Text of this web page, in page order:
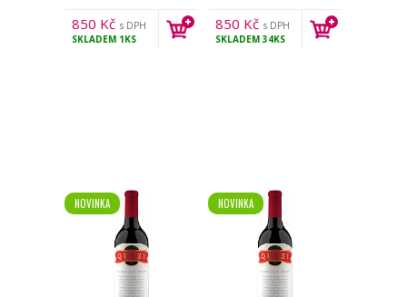
850 Kč s DPH
SKLADEM 1KS
850 Kč s DPH
SKLADEM34KS
NOVINKA NOVINKA